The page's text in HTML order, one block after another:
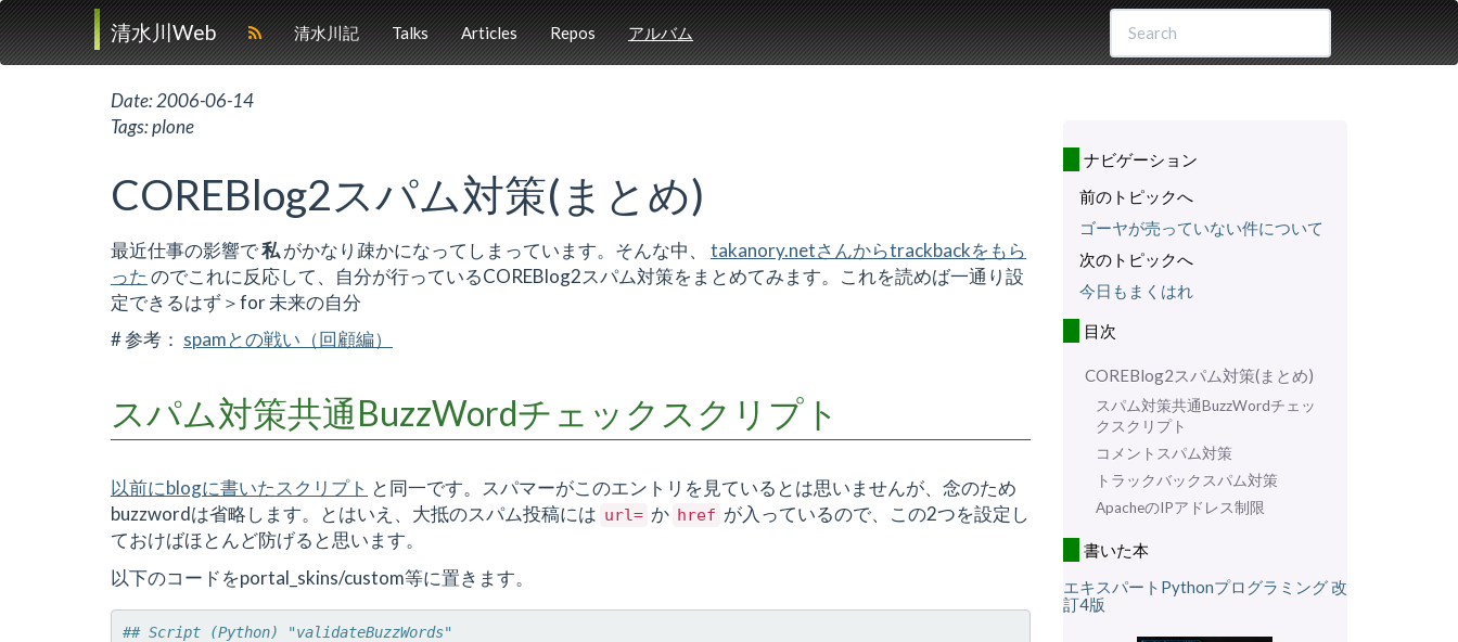
清水川Web 清水川記 Talks Articles Repos アルバム
Date:2006-06-14
Tags:plone
COREBlog2スパム対策(まとめ)
最近仕事の影響で私がかなり疎かになってしまっています。そんな中、 takanory.netさんからtrackbackをもら
った のでこれに反応して、自分が行っているCOREBlog2スパム対策をまとめてみます。これを読めば一通り設
定できるはず＞for 未来の自分
# 参考： spamとの戦い（回顧編）
スパム対策共通BuzzWordチェックスクリプト
以前にblogに書いたスクリプト と同一です。スパマーがこのエントリを見ているとは思いませんが、念のため
buzzwordは省略します。とはいえ、大抵のスパム投稿には url= か href が入っているので、この2つを設定し
ておけばほとんど防げると思います。
以下のコードをportal_skins/custom等に置きます。
## Script (Python) "validateBuzzWords"
ナビゲーション
前のトピックへ
ゴーヤが売っていない件について
次のトピックへ
今日もまくはれ
目次
COREBlog2スパム対策(まとめ)
スパム対策共通BuzzWordチェッ
クスクリプト
コメントスパム対策
トラックバックスパム対策
ApacheのIPアドレス制限
書いた本
エキスパートPythonプログラミング 改
訂4版